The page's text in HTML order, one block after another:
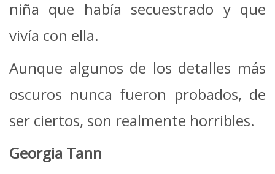
niña que había secuestrado y que
vivía con ella.
Aunque algunos de los detalles más
oscuros nunca fueron probados, de
ser ciertos, son realmente horribles.
Georgia Tann